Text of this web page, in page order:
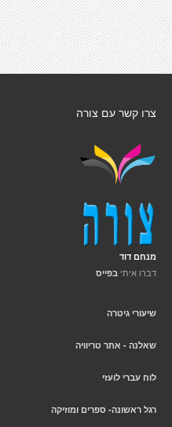
צרו קשר עם צורה
מנחם דוד
דברו איתי בפייס
שיעורי גיטרה
שאלנה - אתר טריוויה
לוח עברי לועזי
רגל ראשונה- ספרים ומוזיקה